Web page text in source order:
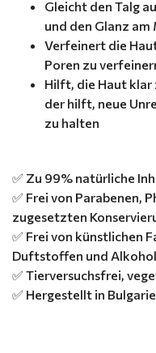
Gleicht den Talg
und den Glanz
Verfeinert die
Poren zu
Hilft, die Haut klar
der hilft, neue
zu halten
✅ Zu 99% natürliche
✅ Frei von Parabenen,
zugesetzten
✅ Frei von künstlichen
Duftstoffen und Alkohol
✅ Tierversuchsfrei,
✅ Hergestellt in